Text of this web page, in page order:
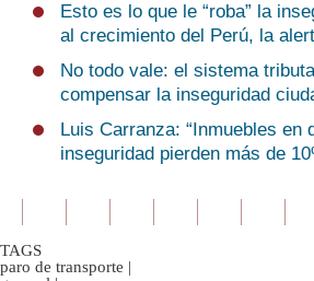
Esto es lo que le “roba” la
al crecimiento del Perú, la
No todo vale: el sistema
compensar la inseguridad
Luis Carranza: “Inmuebles en
inseguridad pierden más de
TAGS
paro de transporte |